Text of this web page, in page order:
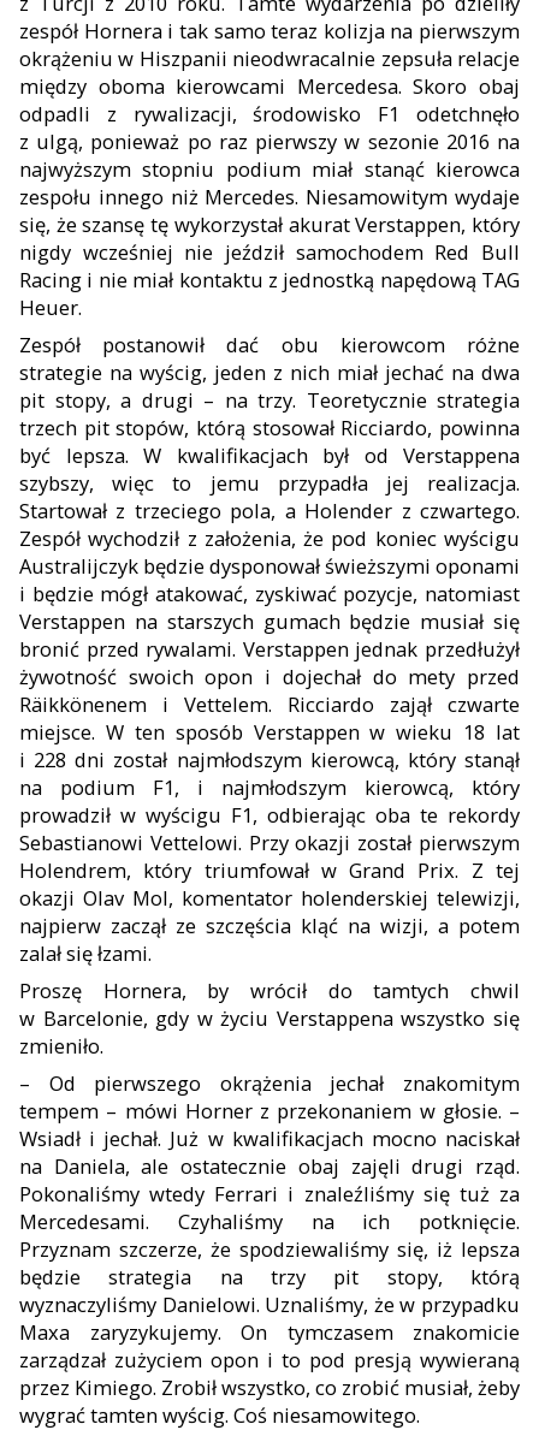
zespół Hornera i tak samo teraz kolizja na pierwszym
okrążeniu w Hiszpanii nieodwracalnie zepsuła relacje
między oboma kierowcami Mercedesa. Skoro obaj
odpadli z rywalizacji, środowisko F1 odetchnęło
z ulgą, ponieważ po raz pierwszy w sezonie 2016 na
najwyższym stopniu podium miał stanąć kierowca
zespołu innego niż Mercedes. Niesamowitym wydaje
się, że szansę tę wykorzystał akurat Verstappen, który
nigdy wcześniej nie jeździł samochodem Red Bull
Racing i nie miał kontaktu z jednostką napędową TAG
Heuer.
Zespół postanowił dać obu kierowcom różne
strategie na wyścig, jeden z nich miał jechać na dwa
pit stopy, a drugi – na trzy. Teoretycznie strategia
trzech pit stopów, którą stosował Ricciardo, powinna
być lepsza. W kwalifikacjach był od Verstappena
szybszy, więc to jemu przypadła jej realizacja.
Startował z trzeciego pola, a Holender z czwartego.
Zespół wychodził z założenia, że pod koniec wyścigu
Australijczyk będzie dysponował świeższymi oponami
i będzie mógł atakować, zyskiwać pozycje, natomiast
Verstappen na starszych gumach będzie musiał się
bronić przed rywalami. Verstappen jednak przedłużył
żywotność swoich opon i dojechał do mety przed
Räikkönenem i Vettelem. Ricciardo zajął czwarte
miejsce. W ten sposób Verstappen w wieku 18 lat
i 228 dni został najmłodszym kierowcą, który stanął
na podium F1, i najmłodszym kierowcą, który
prowadził w wyścigu F1, odbierając oba te rekordy
Sebastianowi Vettelowi. Przy okazji został pierwszym
Holendrem, który triumfował w Grand Prix. Z tej
okazji Olav Mol, komentator holenderskiej telewizji,
najpierw zaczął ze szczęścia kląć na wizji, a potem
zalał się łzami.
Proszę Hornera, by wrócił do tamtych chwil
w Barcelonie, gdy w życiu Verstappena wszystko się
zmieniło.
– Od pierwszego okrążenia jechał znakomitym
tempem – mówi Horner z przekonaniem w głosie. –
Wsiadł i jechał. Już w kwalifikacjach mocno naciskał
na Daniela, ale ostatecznie obaj zajęli drugi rząd.
Pokonaliśmy wtedy Ferrari i znaleźliśmy się tuż za
Mercedesami. Czyhaliśmy na ich potknięcie.
Przyznam szczerze, że spodziewaliśmy się, iż lepsza
będzie strategia na trzy pit stopy, którą
wyznaczyliśmy Danielowi. Uznaliśmy, że w przypadku
Maxa zaryzykujemy. On tymczasem znakomicie
zarządzał zużyciem opon i to pod presją wywieraną
przez Kimiego. Zrobił wszystko, co zrobić musiał, żeby
wygrać tamten wyścig. Coś niesamowitego.